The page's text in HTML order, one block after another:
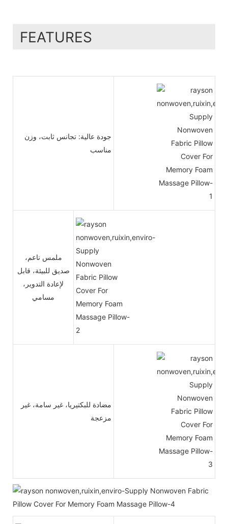
FEATURES
جودة عالية: تجانس ثابت، وزن
مناسب
ملمس ناعم،
صديق للبيئة، قابل
لإعادة التدوير،
مسامي
مضادة للبكتيريا، غير سامة، غير
مزعجة